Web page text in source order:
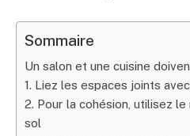
Sommaire
Un salon et une cuisine
1. Liez les espaces joints
2. Pour la cohésion, utilisez
sol